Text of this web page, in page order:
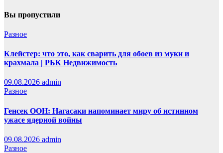
Вы пропустили
Разное
Клейстер: что это, как сварить для обоев из муки и
крахмала | РБК Недвижимость
09.08.2026 admin
Разное
Генсек ООН: Нагасаки напоминает миру об истинном
ужасе ядерной войны
09.08.2026 admin
Разное